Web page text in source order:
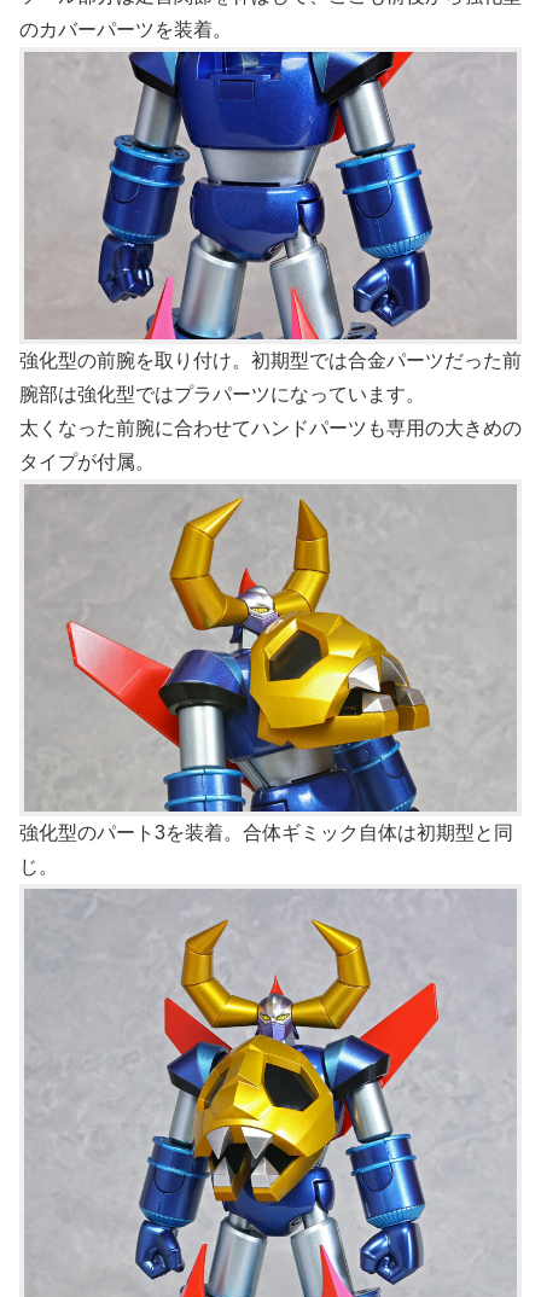
のカバーパーツを装着。
強化型の前腕を取り付け。初期型では合金パーツだった前
腕部は強化型ではプラパーツになっています。
太くなった前腕に合わせてハンドパーツも専用の大きめの
タイプが付属。
強化型のパート3を装着。合体ギミック自体は初期型と同
じ。